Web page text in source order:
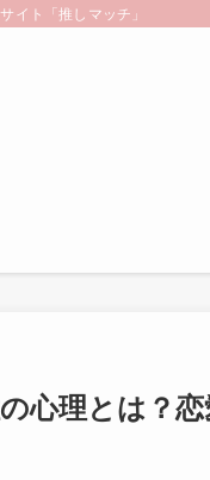
イト「推しマッチ」
心理とは？